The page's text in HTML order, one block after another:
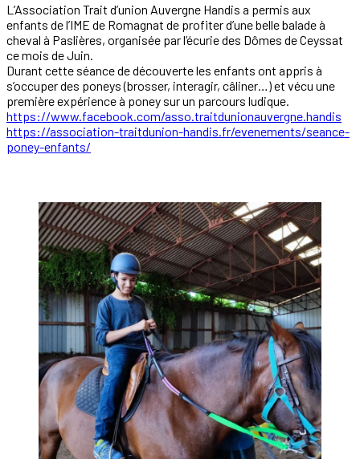
L’Association Trait d’union Auvergne Handis a permis aux
enfants de l’IME de Romagnat de profiter d’une belle balade à
cheval à Paslières, organisée par l’écurie des Dômes de Ceyssat
ce mois de Juin.
Durant cette séance de découverte les enfants ont appris à
s’occuper des poneys (brosser, interagir, câliner…) et vécu une
première expérience à poney sur un parcours ludique.
https://www.facebook.com/asso.traitdunionauvergne.handis
https://association-traitdunion-handis.fr/evenements/seance-
poney-enfants/